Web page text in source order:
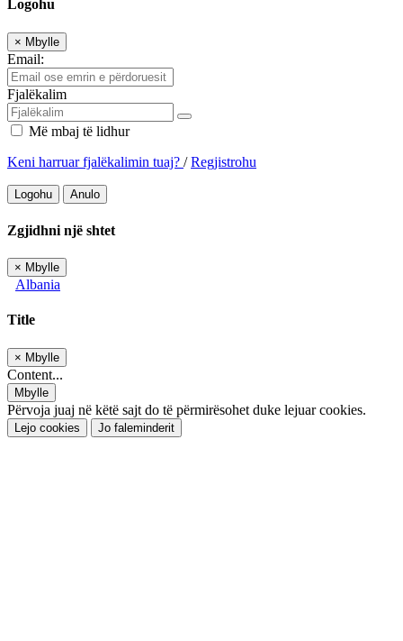
Logohu
× Mbylle
Email:
Fjalëkalim
Më mbaj të lidhur
Keni harruar fjalëkalimin tuaj? /Regjistrohu
Logohu Anulo
Zgjidhni një shtet
× Mbylle
Albania
Title
× Mbylle
Content...
Mbylle
Përvoja juaj në këtë sajt do të përmirësohet duke lejuar cookies.
Lejo cookies Jo faleminderit